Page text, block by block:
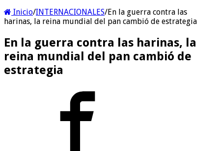
Inicio/INTERNACIONALES/En la guerra contra las
harinas, la reina mundial del pan cambió de estrategia
En la guerra contra las harinas, la
reina mundial del pan cambió de
estrategia